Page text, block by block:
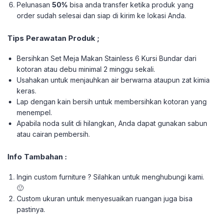
Pelunasan50% bisa anda transfer ketika produk yang
order sudah selesai dan siap di kirim ke lokasi Anda.
Tips Perawatan Produk ;
Bersihkan Set Meja Makan Stainless 6 Kursi Bundar dari
kotoran atau debu minimal 2 minggu sekali.
Usahakan untuk menjauhkan air berwarna ataupun zat kimia
keras.
Lap dengan kain bersih untuk membersihkan kotoran yang
menempel.
Apabila noda sulit di hilangkan, Anda dapat gunakan sabun
atau cairan pembersih.
Info Tambahan :
Ingin custom furniture ? Silahkan untuk menghubungi kami.
🙂
Custom ukuran untuk menyesuaikan ruangan juga bisa
pastinya.